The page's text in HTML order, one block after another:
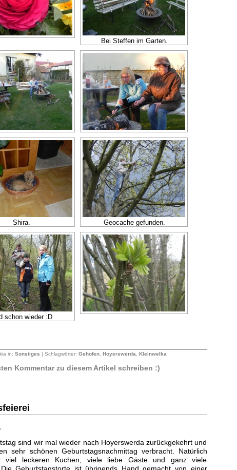
Bei Steffen im Garten.
Shira. Geocache gefunden.
schon wieder :D
in: Sonstiges | Schlagwörter: Gehofen, Hoyerswerda Kleinwelka
Kommentar zu diesem Artikel schreiben :)
sind wir mal wieder nach Hoyerswerda zurückgekehrt und
sehr schönen Geburtstagsnachmittag verbracht. Natürlich
viel leckeren Kuchen, viele liebe Gäste und ganz viele